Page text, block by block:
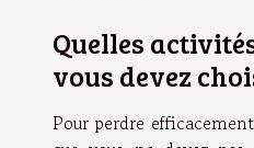
Quelles
vous devez
Pour perdre